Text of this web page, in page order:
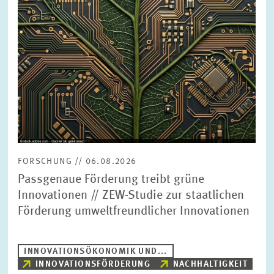
BILDMATERIAL
ZEW IN DEN MEDIEN
MEHR ZUM ZEW
JAHRESBERICHT
FORSCHUNG // 06.08.2026
Passgenaue Förderung treibt grüne
Innovationen // ZEW-Studie zur staatlichen
Förderung umweltfreundlicher Innovationen
INNOVATIONSÖKONOMIK UND...
INNOVATIONSFÖRDERUNG
NACHHALTIGKEIT